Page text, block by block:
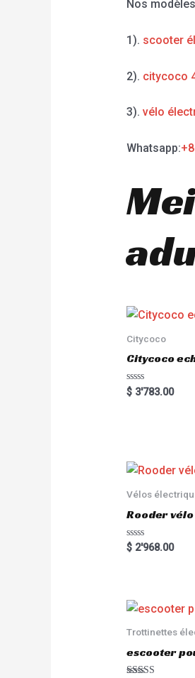
Nos
1). scooter
2). citycoco
3). vélo
Whatsapp:
Citycoco
Citycoco
R
a
t
o
5
$3'783.00
Vélos
Rooder
R
a
o
u
o
f
$2'968.00
Trottinettes
escooter